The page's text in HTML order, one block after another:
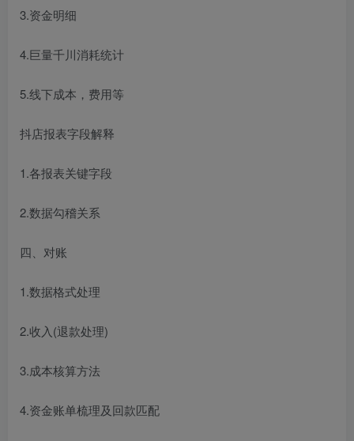
3.资金明细
4.巨量千川消耗统计
5.线下成本，费用等
抖店报表字段解释
1.各报表关键字段
2.数据勾稽关系
四、对账
1.数据格式处理
2.收入(退款处理)
3.成本核算方法
4.资金账单梳理及回款匹配